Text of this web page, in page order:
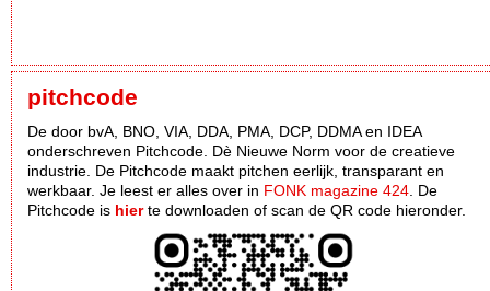
pitchcode
De door bvA, BNO, VIA, DDA, PMA, DCP, DDMA en IDEA
onderschreven Pitchcode. Dè Nieuwe Norm voor de creatieve
industrie. De Pitchcode maakt pitchen eerlijk, transparant en
werkbaar. Je leest er alles over in FONK magazine 424 . De
Pitchcode is hierte downloaden of scan de QR code hieronder.